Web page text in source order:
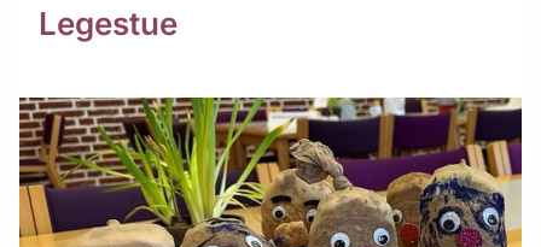
Legestue